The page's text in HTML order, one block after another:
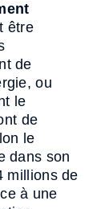
être
de
ou
le
de
le
dans son
millions de
à une